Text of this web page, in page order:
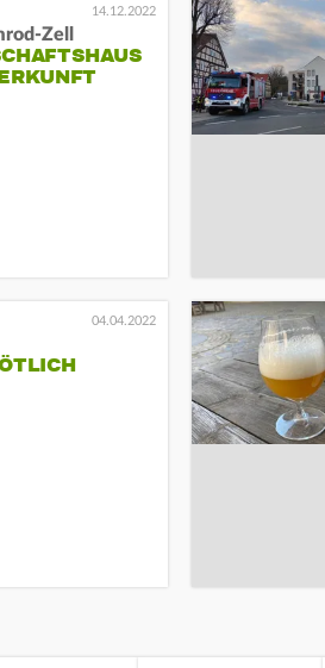
14.12.2022
Zell
04.04.2022